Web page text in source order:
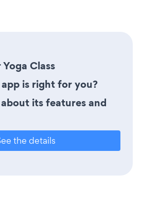
Class
is right for you?
its features and
the details